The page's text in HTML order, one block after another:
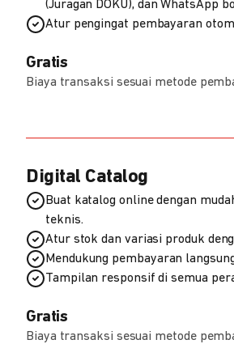
(Juragan DOKU), dan WhatsApp
Atur pengingat pembayaran
Gratis
Biaya transaksi sesuai metode
Digital Catalog
Buat katalog online dengan
teknis.
Atur stok dan variasi produk
Mendukung pembayaran
Tampilan responsif di semua
Gratis
Biaya transaksi sesuai metode